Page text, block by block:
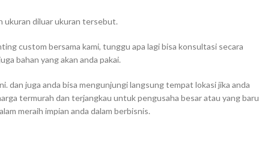
ukuran diluar ukuran tersebut.
custom bersama kami, tunggu apa lagi bisa konsultasi secara
bahan yang akan anda pakai.
dan juga anda bisa mengunjungi langsung tempat lokasi jika anda
termurah dan terjangkau untuk pengusaha besar atau yang baru
meraih impian anda dalam berbisnis.